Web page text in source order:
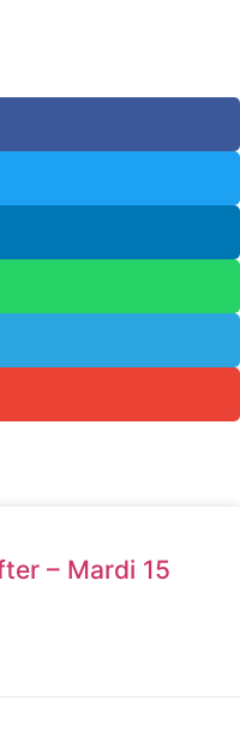
– Mardi 15